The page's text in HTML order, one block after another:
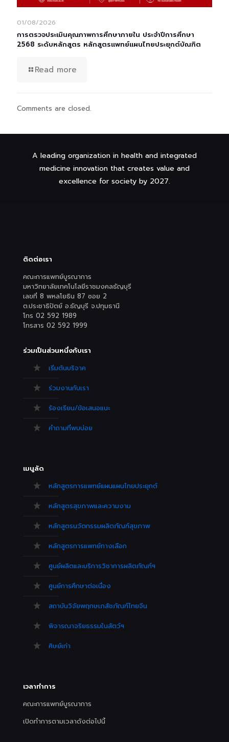
01/08/2026
การตรวจประเมินคุณภาพการศึกษาภายใน ประจำปีการศึกษา
2568 ระดับหลักสูตร หลักสูตรแพทย์แผนไทยประยุกต์บัณฑิต
Read more
Comments are closed.
A leading organization in health and integrated
medicine innovation that creates value and
excellence for society by 2027.
ติดต่อเรา
คณะการแพทย์บูรณาการ
มหาวิทยาลัยเทคโนโลยีราชมงคลธัญบุรี
เลขที่ 8 พหลโยธิน 87 ซอย 2
ต.ประชาธิปัตย์ อ.ธัญบุรี จ.ปทุมธานี
โทร 02 592 1989
โทรสาร 02 592 1999
ร่วมเป็นส่วนหนึ่งกับเรา
เริ่มต้นบริจาค
ร่วมงานกับเรา
ร้องเรียน/ข้อเสนอแนะ
คำถามที่พบบ่อย
เมนูลัด
หลักสูตรการแพทย์แผนแผนไทยประยุกต์
หลักสูตรสุขภาพและความงาม
หลักสูตรนวัตกรรมผลิตภัณฑ์สุขภาพ
หลักสูตรการแพทย์ทางเลือก
ศูนย์ผลิตและบริการวิชาการผลิตภัณฑ์ฯ
ศูนย์การศึกษาต่อเนื่อง
สถาบันวิจัยพฤกษเภสัชภัณฑ์ไทยจีน
พิจารณาจริยธรรมในสัตว์ฯ
ศิษย์เก่า
เวลาทำการ
คณะการแพทย์บูรณาการ
เปิดทำการตามเวลาดังต่อไปนี้